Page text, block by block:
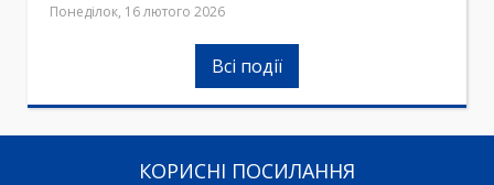
Понеділок, 16 лютого 2026
Всі події
КОРИСНІ ПОСИЛАННЯ